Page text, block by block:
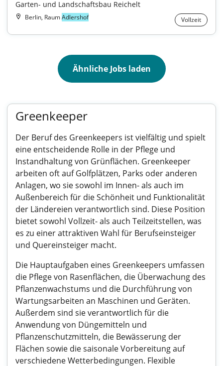
Garten- und Landschaftsbau Reichelt
Berlin, RaumAdlershof Vollzeit
Ähnliche Jobs laden
Greenkeeper
Der Beruf des Greenkeepers ist vielfältig und spielt
eine entscheidende Rolle in der Pflege und
Instandhaltung von Grünflächen. Greenkeeper
arbeiten oft auf Golfplätzen, Parks oder anderen
Anlagen, wo sie sowohl im Innen- als auch im
Außenbereich für die Schönheit und Funktionalität
der Ländereien verantwortlich sind. Diese Position
bietet sowohl Vollzeit- als auch Teilzeitstellen, was
es zu einer attraktiven Wahl für Berufseinsteiger
und Quereinsteiger macht.
Die Hauptaufgaben eines Greenkeepers umfassen
die Pflege von Rasenflächen, die Überwachung des
Pflanzenwachstums und die Durchführung von
Wartungsarbeiten an Maschinen und Geräten.
Außerdem sind sie verantwortlich für die
Anwendung von Düngemitteln und
Pflanzenschutzmitteln, die Bewässerung der
Flächen sowie die saisonale Vorbereitung auf
verschiedene Wetterbedingungen. Flexible